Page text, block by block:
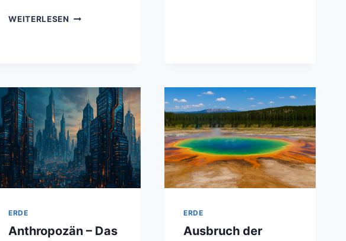
WEITERLESEN AKUSTISCHE
ÜBERSICHT
GEOPHYSIKALISCHER
KLANGPHÄNOMENE
ERDE
Anthropozän – Das
ERDE
Ausbruch der